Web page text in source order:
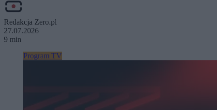
Redakcja Zero.pl
27.07.2026
9 min
Program TV